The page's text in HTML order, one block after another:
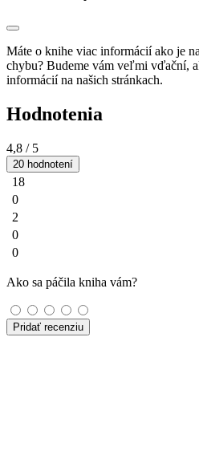
Máte o knihe viac informácií ako je
chybu? Budeme vám veľmi vďační,
informácií na našich stránkach.
Hodnotenia
4,8 / 5
20 hodnotení
18
0
2
0
0
Ako sa páčila kniha vám?
Pridať recenziu